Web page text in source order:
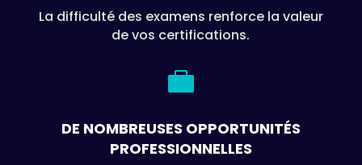
La difficulté des examens renforce la valeur
de vos certifications.

DE NOMBREUSES OPPORTUNITÉS
PROFESSIONNELLES